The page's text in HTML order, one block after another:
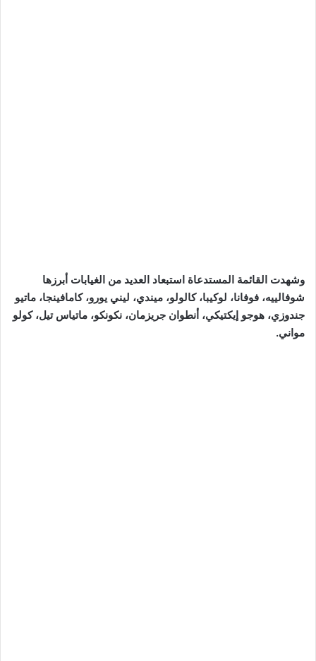
وشهدت القائمة المستدعاة استبعاد العديد من الغيابات أبرزها
شوفالييه، فوفانا، لوكيبا، كالولو، ميندي، ليني يورو، كامافينجا، ماتيو
جندوزي، هوجو إيكتيكي، أنطوان جريزمان، نكونكو، ماتياس تيل، كولو
مواني.